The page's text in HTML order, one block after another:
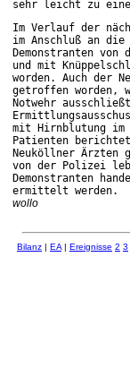
sehr leicht zu
Im Verlauf der
im Anschluß an die
Demonstranten
und mit
worden. Auch der
getroffen worden,
Notwehr
mit Hirnblutung im
Patienten
Neuköllner Ärzten
von der Polizei
Demonstranten
ermittelt werden.
wollo
Bilanz | EA | Ereignisse 2 3